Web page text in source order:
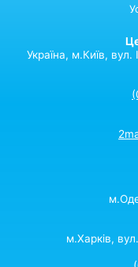
Україна, м.Київ, вул.
м.Харків,